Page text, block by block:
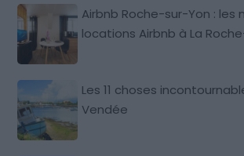
Airbnb Roche-sur-Yon : les
locations Airbnb à La
Les 11 choses
Vendée